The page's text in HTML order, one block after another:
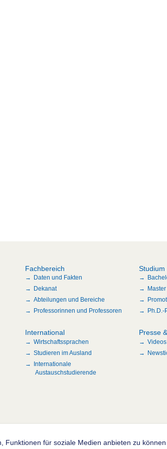
Fachbereich
Daten und Fakten
Dekanat
Abteilungen und Bereiche
Professorinnen und Professoren
Studium
Master
Ph.D.-
International
Wirtschaftssprachen
Studieren im Ausland
Internationale
Austauschstudierende
Presse
Videos
für soziale Medien anbieten zu